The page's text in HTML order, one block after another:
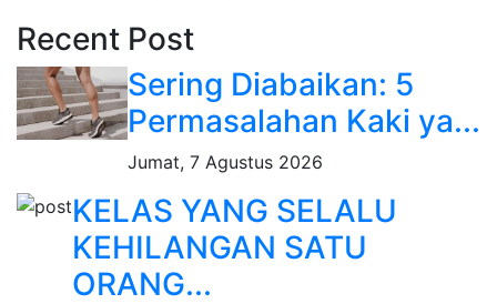
Recent Post
Sering Diabaikan: 5
Permasalahan Kaki ya...
Jumat, 7 Agustus 2026
KELAS YANG SELALU
KEHILANGAN SATU
ORANG...